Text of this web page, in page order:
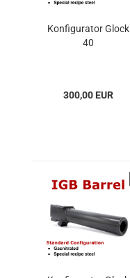
Konfigurator Glock
40
300,00 EUR